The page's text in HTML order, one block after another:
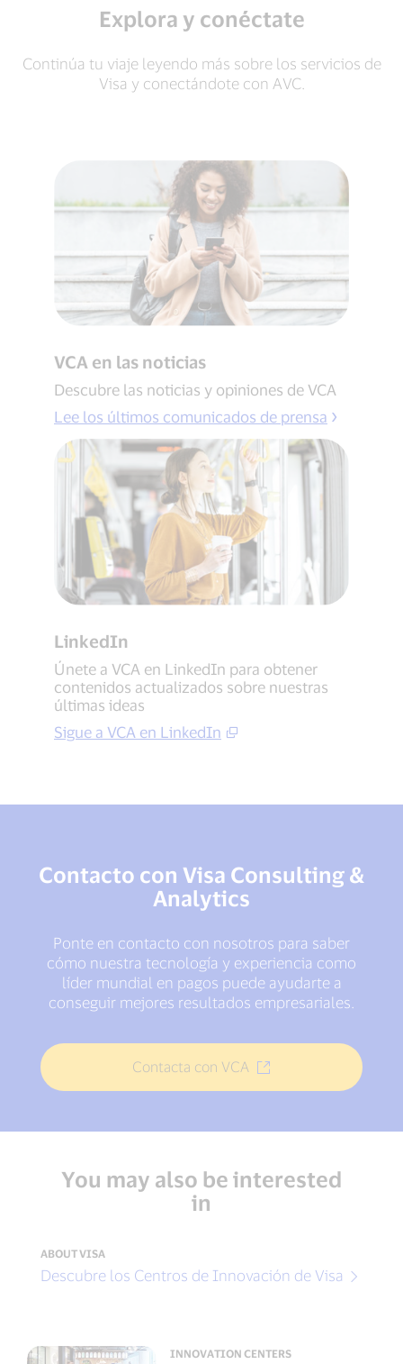
Explora y conéctate
Continúa tu viaje leyendo más sobre los servicios de
Visa y conectándote con AVC.
VCA en las noticias
Descubre las noticias y opiniones de VCA
Lee los últimos comunicados de prensa
LinkedIn
Únete a VCA en LinkedIn para obtener
contenidos actualizados sobre nuestras
últimas ideas
Sigue a VCA en LinkedIn
Contacto con Visa Consulting &
Analytics
Ponte en contacto con nosotros para saber
cómo nuestra tecnología y experiencia como
líder mundial en pagos puede ayudarte a
conseguir mejores resultados empresariales.
Contacta con VCA
You may also be interested
in
ABOUT VISA
Descubre los Centros de Innovación de Visa
INNOVATION CENTERS